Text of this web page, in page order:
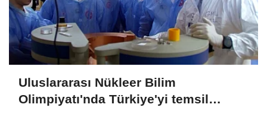
Uluslararası Nükleer Bilim
Olimpiyatı'nda Türkiye'yi temsil